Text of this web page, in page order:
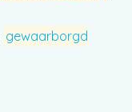
gewaarborgd